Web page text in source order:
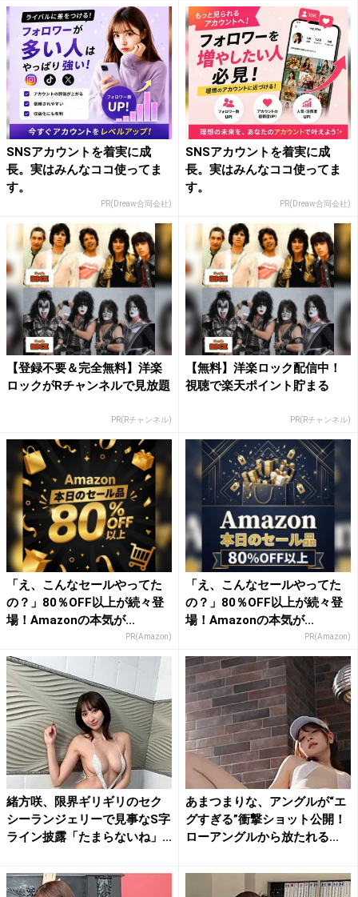
SNSアカウントを着実に成
長。実はみんなココ使ってま
す。
PR(Dreaw合同会社)
SNSアカウントを着実に成
長。実はみんなココ使ってま
す。
PR(Dreaw合同会社)
【登録不要＆完全無料】洋楽
ロックがRチャンネルで見放題
PR(Rチャンネル)
【無料】洋楽ロック配信中！
視聴で楽天ポイント貯まる
PR(Rチャンネル)
「え、こんなセールやってた
の？」80％OFF以上が続々登
場！Amazonの本気が...
PR(Amazon)
「え、こんなセールやってた
の？」80％OFF以上が続々登
場！Amazonの本気が...
PR(Amazon)
緒方咲、限界ギリギリのセク
シーランジェリーで見事なS字
ライン披露「たまらないね」...
あまつまりな、アングルが“エ
グすぎる”衝撃ショット公開！
ローアングルから放たれる...